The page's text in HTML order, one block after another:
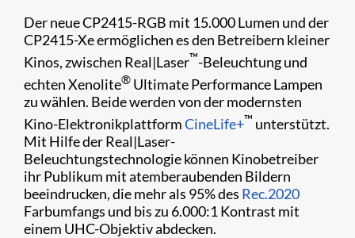
Der neue CP2415-RGB mit 15.000 Lumen und der
CP2415-Xe ermöglichen es den Betreibern kleiner
Kinos, zwischen Real|Laser™-Beleuchtung und
echten Xenolite® Ultimate Performance Lampen
zu wählen. Beide werden von der modernsten
Kino-ElektronikplattformCineLife+™ unterstützt.
Mit Hilfe der Real|Laser-
Beleuchtungstechnologie können Kinobetreiber
ihr Publikum mit atemberaubenden Bildern
beeindrucken, die mehr als 95% des Rec.2020
Farbumfangs und bis zu 6.000:1 Kontrast mit
einem UHC-Objektiv abdecken.